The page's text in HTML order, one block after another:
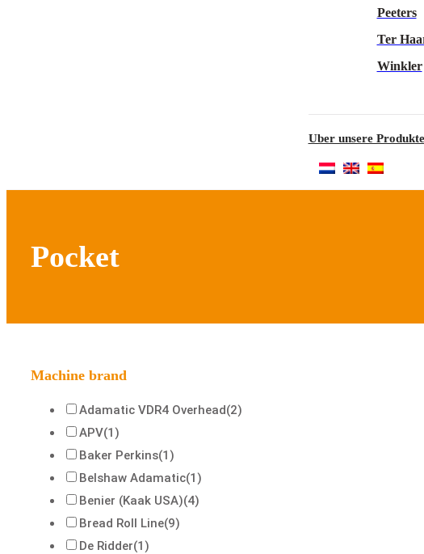
Peeters
Ter
Winkler
Uber unsere Produkte
Pocket
Machine brand
Adamatic VDR4 Overhead(2)
APV(1)
Baker Perkins(1)
Belshaw Adamatic(1)
Benier (Kaak USA)(4)
Bread Roll Line(9)
De Ridder(1)